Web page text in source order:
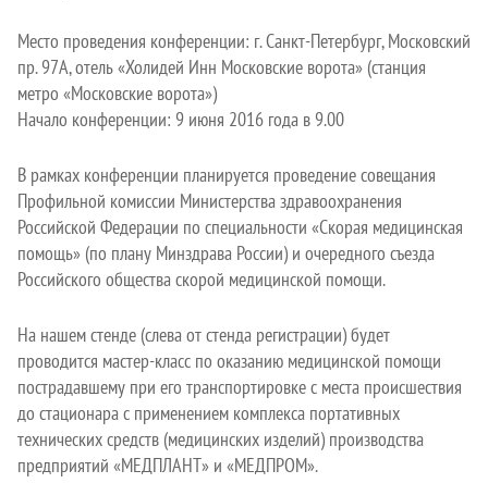
Место проведения конференции: г. Санкт-Петербург, Московский
пр. 97А, отель «Холидей Инн Московские ворота» (станция
метро «Московские ворота»)
Начало конференции: 9 июня 2016 года в 9.00
В рамках конференции планируется проведение совещания
Профильной комиссии Министерства здравоохранения
Российской Федерации по специальности «Скорая медицинская
помощь» (по плану Минздрава России) и очередного съезда
Российского общества скорой медицинской помощи.
На нашем стенде (слева от стенда регистрации) будет
проводится мастер-класс по оказанию медицинской помощи
пострадавшему при его транспортировке с места происшествия
до стационара с применением комплекса портативных
технических средств (медицинских изделий) производства
предприятий «МЕДПЛАНТ» и «МЕДПРОМ».